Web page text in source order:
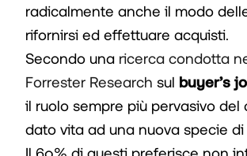
radicalmente anche il modo
rifornirsi ed effettuare acquisti.
Secondo una ricerca condotta
Forrester Research sul buyer’s
il ruolo sempre più pervasivo del
dato vita ad una nuova specie
Il 60% di questi preferisce non